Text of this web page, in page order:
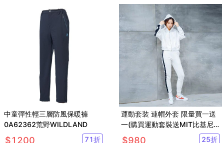
中童彈性輕三層防風保暖褲
0A62362荒野WILDLAND
$1200 71折
運動套裝 連帽外套 限量買一送
一(購買運動套裝送MIT比基尼
泳衣)LETS SEA-KOI
$980 25折